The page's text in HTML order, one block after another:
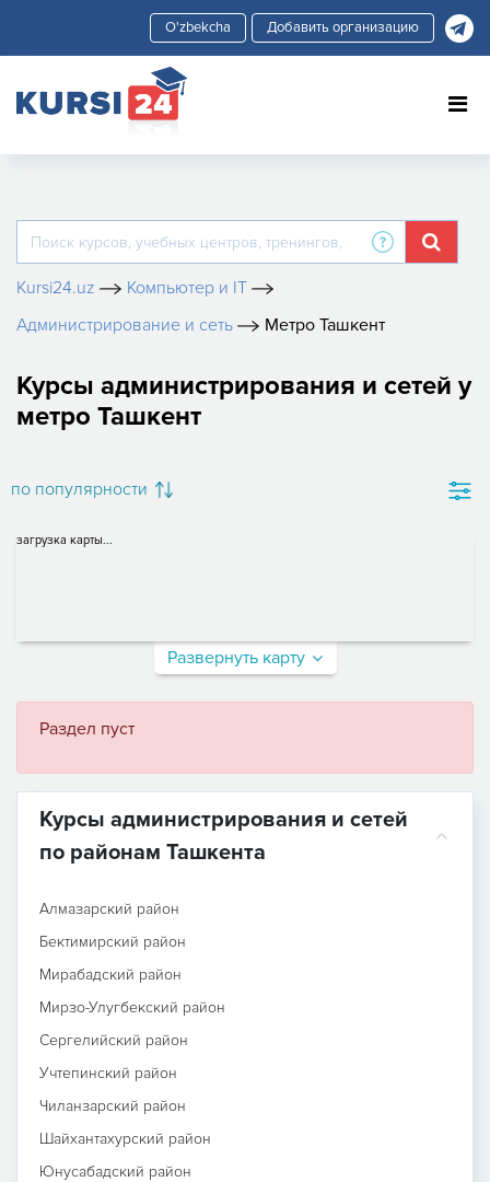
Добавить организацию
Kursi24.uz
Компьютер и IT
Администрирование и сеть
Метро Ташкент
Курсы администрирования и сетей у
метро Ташкент
по популярности
загрузка карты...
Развернуть карту
Раздел пуст
Курсы администрирования и сетей
по районам Ташкента
Алмазарский район
Бектимирский район
Мирабадский район
Мирзо-Улугбекский район
Сергелийский район
Учтепинский район
Чиланзарский район
Шайхантахурский район
Юнусабадский район